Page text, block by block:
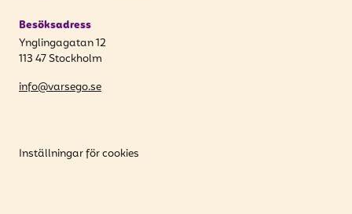
Besöksadress
Ynglingagatan 12
113 47 Stockholm
info@varsego.se
Inställningar för cookies